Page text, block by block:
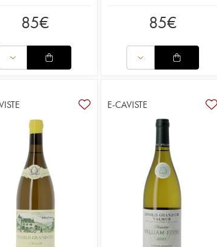
85€ 85€
E-CAVISTE